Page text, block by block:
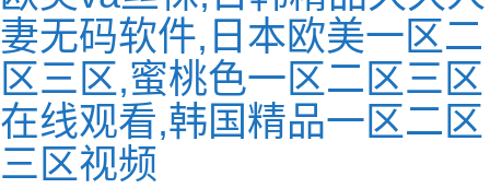
妻无码软件,日本欧美一区二
区三区,蜜桃色一区二区三区
在线观看,韩国精品一区二区
三区视频